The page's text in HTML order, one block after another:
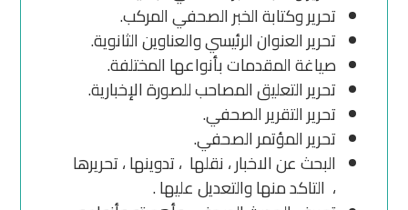
تحرير وكتابة الخبر الصحفي المركب.
تحرير العنوان الرئيسي والعناوين الثانوية.
صياغة المقدمات بأنواعها المختلفة.
تحرير التعليق المصاحب للصورة الإخبارية.
تحرير التقرير الصحفي.
تحرير المؤتمر الصحفي.
البحث عن الاخبار ، نقلها ، تدوينها ، تحريرها
، التاكد منها والتعديل عليها .